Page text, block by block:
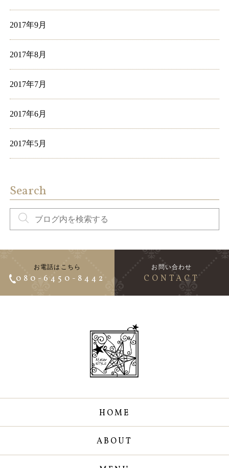
2017年9月
2017年8月
2017年7月
2017年6月
2017年5月
Search
お電話はこちら
080-6450-8442
お問い合わせ
CONTACT
HOME
ABOUT